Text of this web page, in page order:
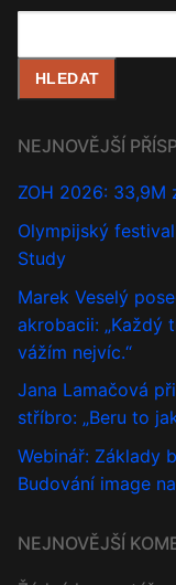
HLEDAT
NEJNOVĚJŠÍ
ZOH 2026: 33,9M
Olympijský
Study
Marek Veselý
akrobacii: „Každý
vážím nejvíc.“
Jana Lamačová
stříbro: „Beru to
Webinář: Základy
Budování image
NEJNOVĚJŠÍ